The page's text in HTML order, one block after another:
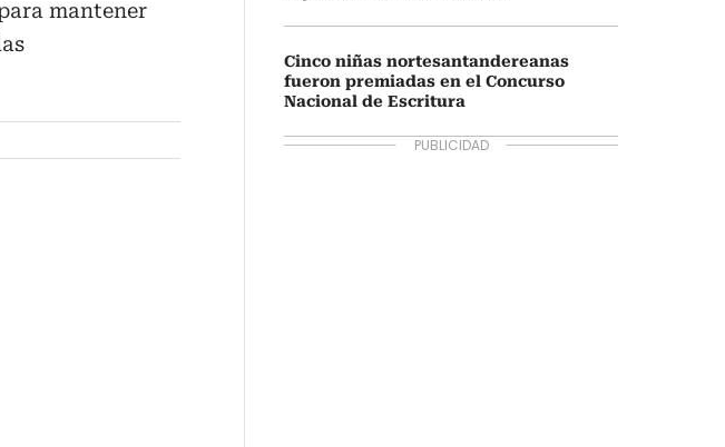
mantener
Cinco niñas nortesantandereanas
fueron premiadas en el Concurso
Nacional de Escritura